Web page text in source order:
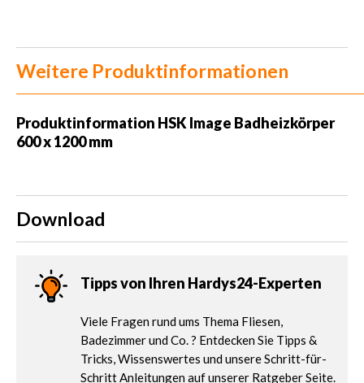
Weitere Produktinformationen
Produktinformation HSK Image Badheizkörper
600 x 1200 mm
Download
Tipps von Ihren Hardys24-Experten
Viele Fragen rund ums Thema Fliesen,
Badezimmer und Co. ? Entdecken Sie Tipps &
Tricks, Wissenswertes und unsere Schritt-für-
Schritt Anleitungen auf unserer Ratgeber Seite.